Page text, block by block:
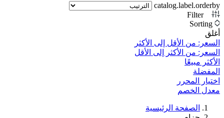
catalog.label.orderby
Filter
Sorting
أغلق
السعر: من الأقل إلى الأكثر
السعر: من الأكثر إلى الأقل
الأكثر مبيعًا
المفضلة
اختيار المحرر
معدل الخصم‎
الصفحة الرئيسية